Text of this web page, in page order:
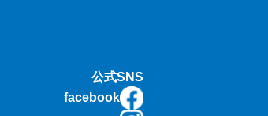
公式SNS
facebook